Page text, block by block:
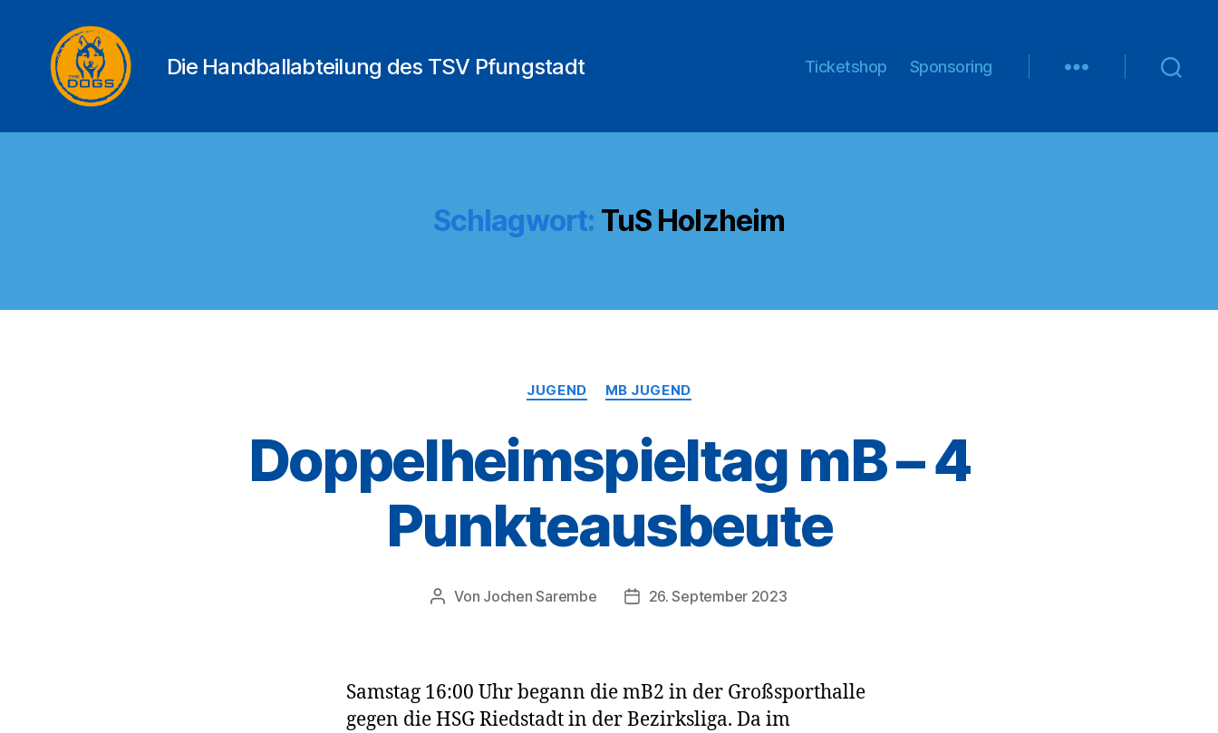
DOGS
Die Handballabteilung des TSV Pfungstadt Ticketshop Sponsoring
Schlagwort: TuS Holzheim
Kategorien
JUGEND MB JUGEND
Doppelheimspieltag mB – 4
Punkteausbeute
Beitragsautor
Von Jochen Sarembe Veröffentlichungsdatum
26. September 2023
Samstag 16:00 Uhr begann die mB2 in der Großsporthalle
gegen die HSG Riedstadt in der Bezirksliga. Da im